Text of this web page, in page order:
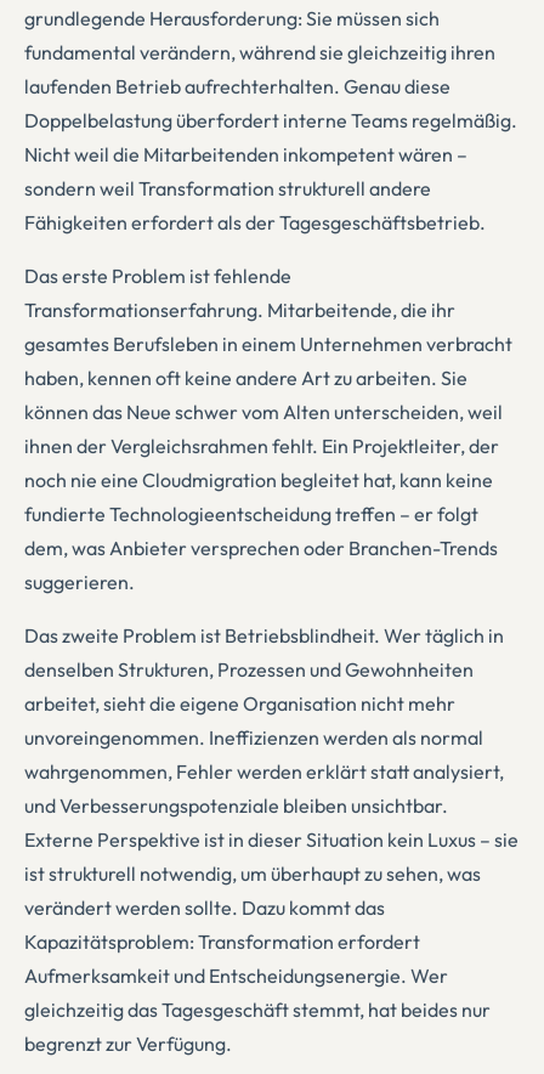
grundlegende Herausforderung: Sie müssen sich
fundamental verändern, während sie gleichzeitig ihren
laufenden Betrieb aufrechterhalten. Genau diese
Doppelbelastung überfordert interne Teams regelmäßig.
Nicht weil die Mitarbeitenden inkompetent wären –
sondern weil Transformation strukturell andere
Fähigkeiten erfordert als der Tagesgeschäftsbetrieb.
Das erste Problem ist fehlende
Transformationserfahrung. Mitarbeitende, die ihr
gesamtes Berufsleben in einem Unternehmen verbracht
haben, kennen oft keine andere Art zu arbeiten. Sie
können das Neue schwer vom Alten unterscheiden, weil
ihnen der Vergleichsrahmen fehlt. Ein Projektleiter, der
noch nie eine Cloudmigration begleitet hat, kann keine
fundierte Technologieentscheidung treffen – er folgt
dem, was Anbieter versprechen oder Branchen-Trends
suggerieren.
Das zweite Problem ist Betriebsblindheit. Wer täglich in
denselben Strukturen, Prozessen und Gewohnheiten
arbeitet, sieht die eigene Organisation nicht mehr
unvoreingenommen. Ineffizienzen werden als normal
wahrgenommen, Fehler werden erklärt statt analysiert,
und Verbesserungspotenziale bleiben unsichtbar.
Externe Perspektive ist in dieser Situation kein Luxus – sie
ist strukturell notwendig, um überhaupt zu sehen, was
verändert werden sollte. Dazu kommt das
Kapazitätsproblem: Transformation erfordert
Aufmerksamkeit und Entscheidungsenergie. Wer
gleichzeitig das Tagesgeschäft stemmt, hat beides nur
begrenzt zur Verfügung.